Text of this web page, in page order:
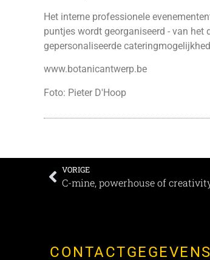
Het interne professionele
puntjes wordt georganiseerd - van
gepersonaliseerde
www.botanicantwerp.be
Foto: Pieter D'Hoop
VORIGE
C-mine, powerhouse of
CONTACTGEGEVENS